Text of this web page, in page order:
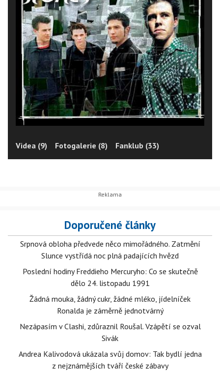
Videa (9) Fotogalerie (8) Fanklub (33)
Doporučené články
Srpnová obloha předvede něco mimořádného. Zatmění
Slunce vystřídá noc plná padajících hvězd
Poslední hodiny Freddieho Mercuryho: Co se skutečně
dělo 24. listopadu 1991
Žádná mouka, žádný cukr, žádné mléko, jídelníček
Ronalda je záměrně jednotvárný
Nezápasím v Clashi, zdůraznil Roušal. Vzápětí se ozval
Sivák
Andrea Kalivodová ukázala svůj domov: Tak bydlí jedna
z nejznámějších tváří české zábavy